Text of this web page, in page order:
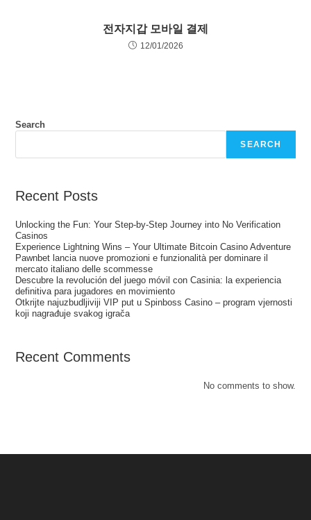
전자지갑 모바일 결제
12/01/2026
Search
SEARCH
Recent Posts
Unlocking the Fun: Your Step‑by‑Step Journey into No Verification
Casinos
Experience Lightning Wins – Your Ultimate Bitcoin Casino Adventure
Pawnbet lancia nuove promozioni e funzionalità per dominare il
mercato italiano delle scommesse
Descubre la revolución del juego móvil con Casinia: la experiencia
definitiva para jugadores en movimiento
Otkrijte najuzbudljiviji VIP put u Spinboss Casino – program vjernosti
koji nagrađuje svakog igrača
Recent Comments
No comments to show.